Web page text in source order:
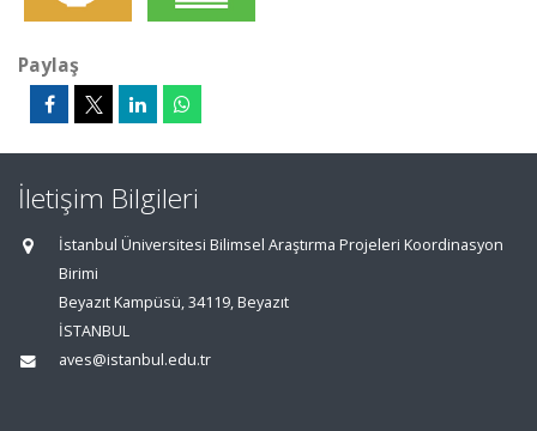
Paylaş
İletişim Bilgileri
İstanbul Üniversitesi Bilimsel Araştırma Projeleri Koordinasyon
Birimi
Beyazıt Kampüsü, 34119, Beyazıt
İSTANBUL
aves@istanbul.edu.tr